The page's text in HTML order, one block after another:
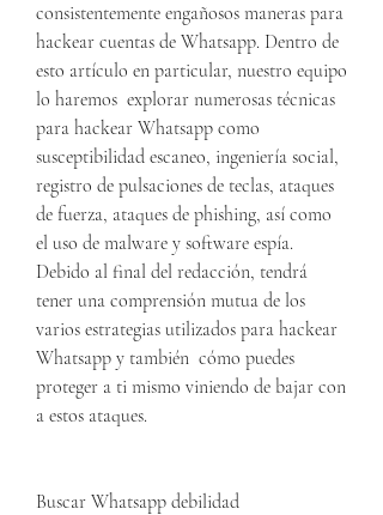
consistentemente engañosos maneras para
hackear cuentas de Whatsapp. Dentro de
esto artículo en particular, nuestro equipo
lo haremos  explorar numerosas técnicas
para hackear Whatsapp como
susceptibilidad escaneo, ingeniería social,
registro de pulsaciones de teclas, ataques
de fuerza, ataques de phishing, así como
el uso de malware y software espía.
Debido al final del redacción, tendrá
tener una comprensión mutua de los
varios estrategias utilizados para hackear
Whatsapp y también  cómo puedes
proteger a ti mismo viniendo de bajar con
a estos ataques.
Buscar Whatsapp debilidad